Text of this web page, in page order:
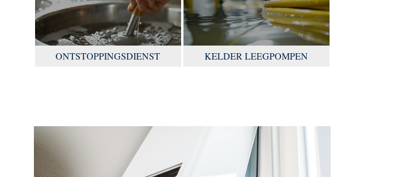
ONTSTOPPINGSDIENST KELDER LEEGPOMPEN